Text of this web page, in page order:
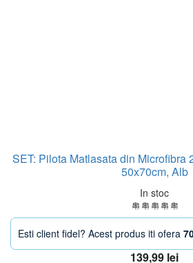
SET: Pilota Matlasata din Microfibra
50x70cm, Alb
In stoc
Esti client fidel? Acest produs iti ofera
139,99 lei